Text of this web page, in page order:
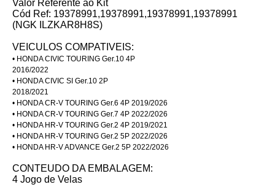
Valor Referente ao Kit
Cód Ref: 19378991,19378991,19378991,19378991
(NGK ILZKAR8H8S)
VEICULOS COMPATIVEIS:
• HONDA CIVIC TOURING Ger.10 4P
2016/2022
• HONDA CIVIC SI Ger.10 2P
2018/2021
• HONDA CR-V TOURING Ger.6 4P 2019/2026
• HONDA CR-V TOURING Ger.7 4P 2022/2026
• HONDA HR-V TOURING Ger.2 4P 2019/2021
• HONDA HR-V TOURING Ger.2 5P 2022/2026
• HONDA HR-V ADVANCE Ger.2 5P 2022/2026
CONTEUDO DA EMBALAGEM:
4 Jogo de Velas